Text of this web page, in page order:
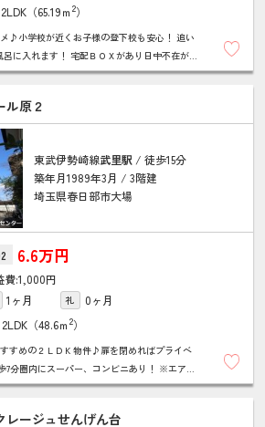
2LDK（65.19ｍ 2）
♪小学校が近くお子様の登下校も安心！ 追い
に入れます！ 宅配ＢＯＸがあり日中不在がち
ドアホンで来客時に確認ができ安心♪
ル原２
東武伊勢崎線武里駅 / 徒歩15分
築年月1989年3月 / 3階建
埼玉県春日部市大場
6.6万円
1,000円
1ヶ月 礼
0ヶ月
2LDK（48.6ｍ 2）
すめの２ＬＤＫ物件♪扉を閉めればプライベ
7分圏内にスーパー、コンビニあり！ ※エアコ
宅センターまで★
レージュせんげん台